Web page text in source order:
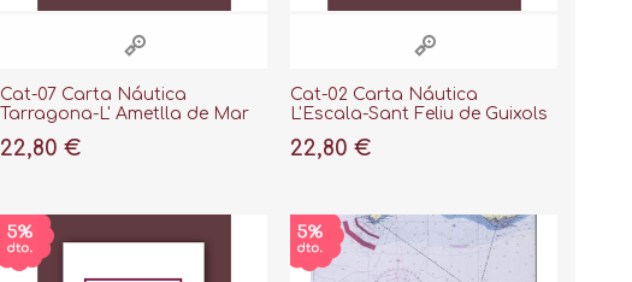
Cat-07 Carta Náutica
Tarragona-L' Ametlla de Mar
22,80 €
Cat-02 Carta Náutica
L'Escala-Sant Feliu de Guixols
22,80 €